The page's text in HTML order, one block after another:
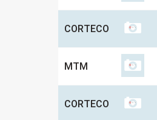
CORTECO
MTM
CORTECO